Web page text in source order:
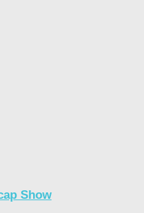
Show